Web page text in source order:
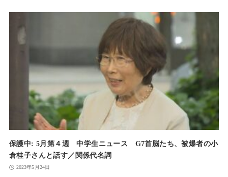
保護中: 5月第４週 中学生ニュース G7首脳たち、被爆者の小
倉桂子さんと話す／関係代名詞
2023年5月24日